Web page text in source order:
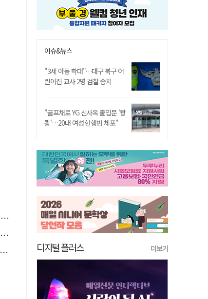
이슈&뉴스
"3세 아동 학대"…대구 북구 어
린이집 교사 2명 검찰 송치
"골프채로 YG 신사옥 출입문 '쾅
쾅'…20대 여성 현행범 체포"
디지털 플러스 더보기